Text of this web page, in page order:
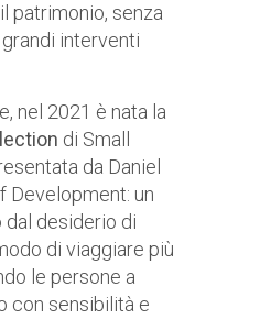
patrimonio, senza
interventi
nel 2021 è nata la
di Small
da Daniel
Development: un
desiderio di
di viaggiare più
le persone a
con sensibilità e